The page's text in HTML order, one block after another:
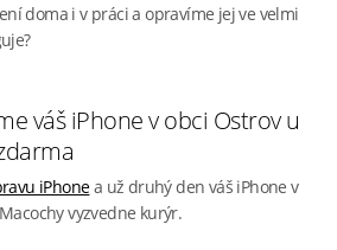
doma i v práci a opravíme jej ve velmi
váš iPhone v obci Ostrov u
iPhonea už druhý den váš iPhone v
vyzvedne kurýr.